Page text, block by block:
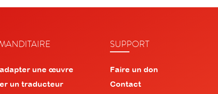
une œuvre
un traducteur
SUPPORT
Faire un don
Contact